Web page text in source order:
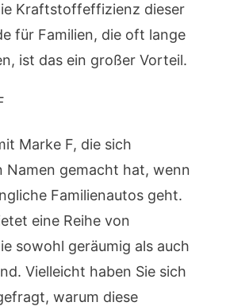
Kraftstoffeffizienz dieser
für Familien, die oft lange
ist das ein großer Vorteil.
Marke F, die sich
Namen gemacht hat, wenn
Familienautos geht.
eine Reihe von
sowohl geräumig als auch
Vielleicht haben Sie sich
warum diese